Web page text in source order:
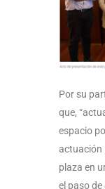
Por su
que,
espacio
actuación
plaza en
el paso